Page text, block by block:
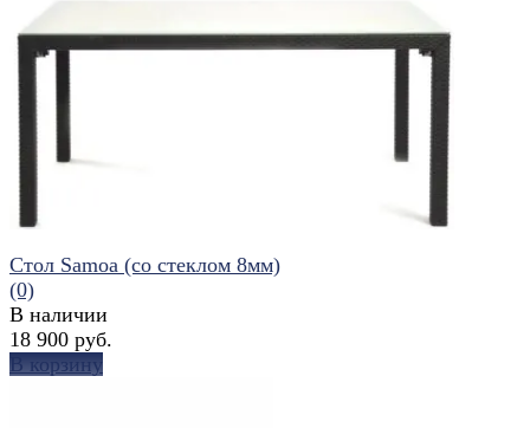
избранное
Стол Samoa (со стеклом 8мм)
(0)
В наличии
18 900 руб.
В корзину